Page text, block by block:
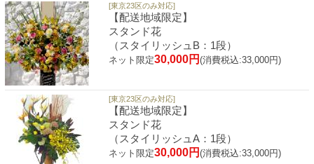
[東京23区のみ対応]
【配送地域限定】
スタンド花
（スタイリッシュB：1段）
ネット限定30,000円 (消費税込:33,000円)
[東京23区のみ対応]
【配送地域限定】
スタンド花
（スタイリッシュA：1段）
ネット限定30,000円 (消費税込:33,000円)